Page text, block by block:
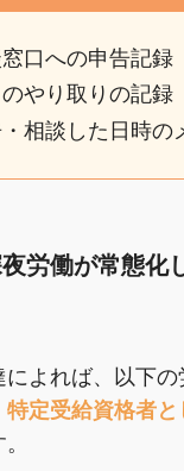
口への申告記録
やり取りの記録
相談した日時の
労働が常態化
よれば、以下
特定受給資格者